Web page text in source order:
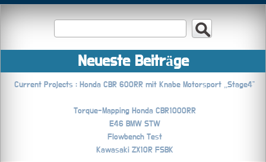
Neueste Beiträge
Current Projects : Honda CBR 600RR mit Knabe Motorsport „Stage4“
Torque-Mapping Honda CBR1000RR
E46 BMW STW
Flowbench Test
Kawasaki ZX10R FSBK